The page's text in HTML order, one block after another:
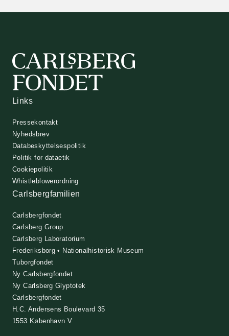
Links
Pressekontakt
Nyhedsbrev
Databeskyttelsespolitik
Politik for dataetik
Cookiepolitik
Whistleblowerordning
Carlsbergfamilien
Carlsbergfondet
Carlsberg Group
Carlsberg Laboratorium
Frederiksborg • Nationalhistorisk Museum
Tuborgfondet
Ny Carlsbergfondet
Ny Carlsberg Glyptotek
Carlsbergfondet
H.C. Andersens Boulevard 35
1553 København V